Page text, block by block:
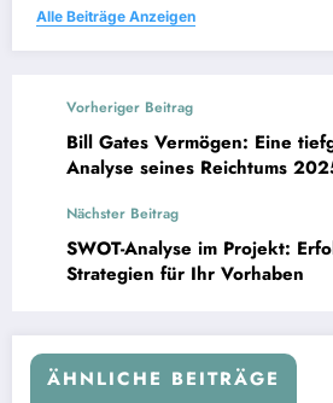
Alle Beiträge Anzeigen
Vorheriger Beitrag
Bill Gates Vermögen: Eine
Analyse seines Reichtums
Nächster Beitrag
SWOT-Analyse im Projekt:
Strategien für Ihr Vorhaben
ÄHNLICHE BEITRÄGE